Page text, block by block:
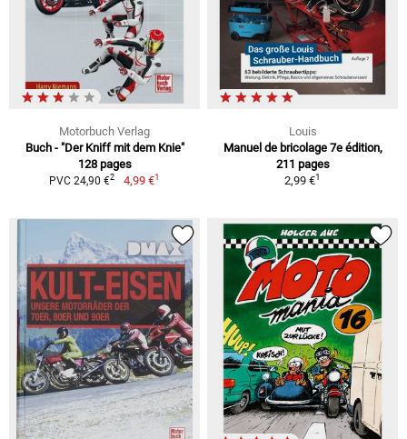
Motorbuch Verlag
Buch - "Der Kniff mit dem Knie"
128 pages
PVC 24,90 €2 4,99 €1
Louis
Manuel de bricolage 7e édition,
211 pages
2,99 €1